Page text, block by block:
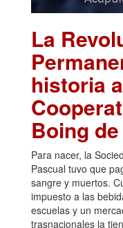
La
historia
Boing
Para nacer, la
Pascual tuvo que
sangre y muertos.
impuesto a las
escuelas y un
trasnacionales la